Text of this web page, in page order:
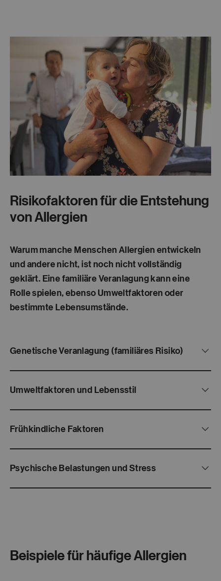
Risikofaktoren für die Entstehung
von Allergien
Warum manche Menschen Allergien entwickeln
und andere nicht, ist noch nicht vollständig
geklärt. Eine familiäre Veranlagung kann eine
Rolle spielen, ebenso Umweltfaktoren oder
bestimmte Lebensumstände.
Genetische Veranlagung (familiäres Risiko)
Umweltfaktoren und Lebensstil
Frühkindliche Faktoren
Psychische Belastungen und Stress
Beispiele für häufige Allergien